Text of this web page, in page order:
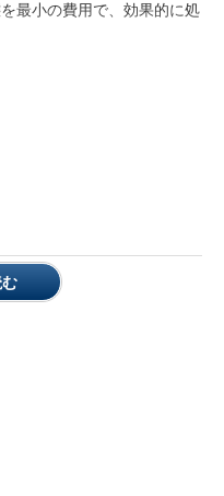
最小の費用で、効果的に処
解と分析計画
見と識別